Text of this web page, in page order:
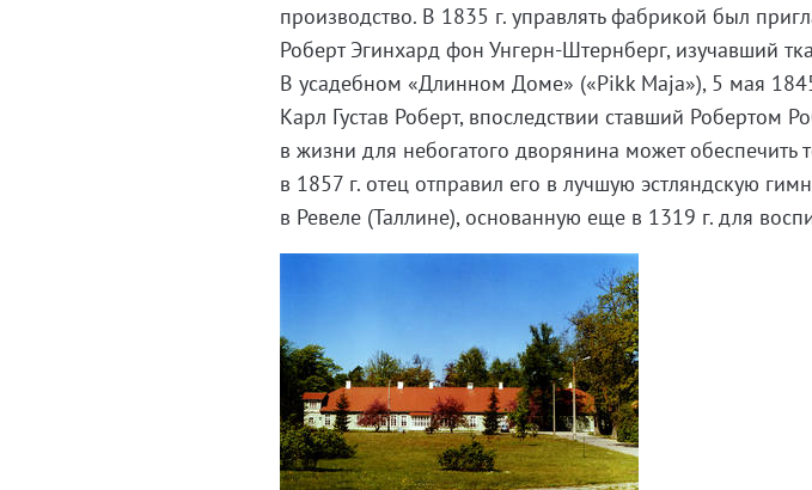
производство. В 1835 г. управлять фабрикой был
Роберт Эгинхард фон Унгерн-Штернберг, изучавший
В усадебном «Длинном Доме» («Pikk Maja»), 5 мая
Карл Густав Роберт, впоследствии ставший Робертом
в жизни для небогатого дворянина может обеспечить
в 1857 г. отец отправил его в лучшую эстляндскую
в Ревеле (Таллине), основанную еще в 1319 г. для